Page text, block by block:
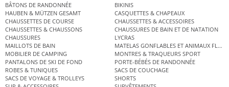
BÂTONS DE RANDONNÉE
BIKINIS
HAUBEN & MÜTZEN GESAMT
CASQUETTES & CHAPEAUX
CHAUSSETTES DE COURSE
CHAUSSETTES & ACCESSOIRES
CHAUSSETTES & CHAUSSONS
CHAUSSURES DE BAIN ET DE NATATION
CHAUSSURES
LYCRAS
MAILLOTS DE BAIN
MATELAS GONFLABLES ET ANIMAUX
MOBILIER DE CAMPING
MONTRES & TRAQUEURS SPORT
PANTALONS DE SKI DE FOND
PORTE-BÉBÉS DE RANDONNÉE
ROBES & TUNIQUES
SACS DE COUCHAGE
SACS DE VOYAGE & TROLLEYS
SHORTS